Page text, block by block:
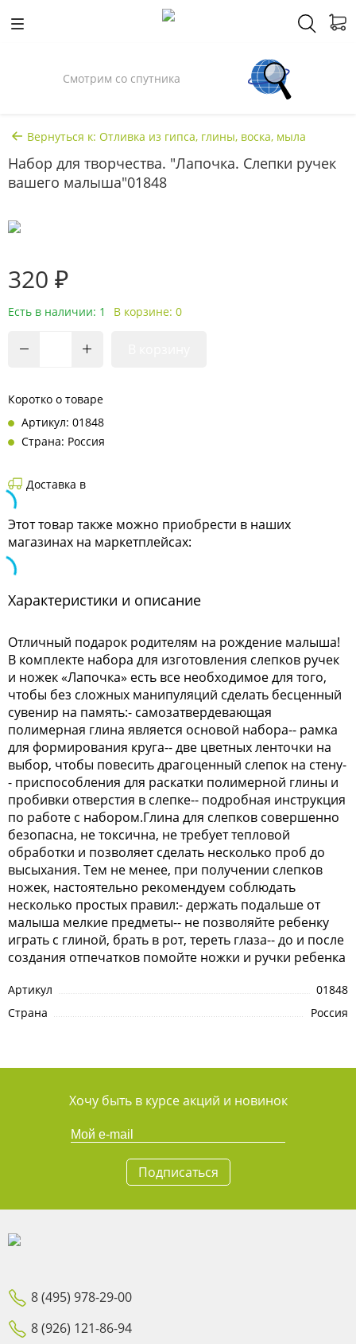
Смотрим со спутника
Вернуться к: Отливка из гипса, глины, воска, мыла
Набор для творчества. "Лапочка. Слепки ручек
вашего малыша"01848
320 ₽
Есть в наличии: 1 В корзине: 0
Коротко о товаре
Артикул: 01848
Страна: Россия
Доставка в
Этот товар также можно приобрести в наших
магазинах на маркетплейсах:
Характеристики и описание
Отличный подарок родителям на рождение малыша!
В комплекте набора для изготовления слепков ручек
и ножек «Лапочка» есть все необходимое для того,
чтобы без сложных манипуляций сделать бесценный
сувенир на память:- самозатвердевающая
полимерная глина является основой набора-- рамка
для формирования круга-- две цветных ленточки на
выбор, чтобы повесить драгоценный слепок на стену-
- приспособления для раскатки полимерной глины и
пробивки отверстия в слепке-- подробная инструкция
по работе с набором.Глина для слепков совершенно
безопасна, не токсична, не требует тепловой
обработки и позволяет сделать несколько проб до
высыхания. Тем не менее, при получении слепков
ножек, настоятельно рекомендуем соблюдать
несколько простых правил:- держать подальше от
малыша мелкие предметы-- не позволяйте ребенку
играть с глиной, брать в рот, тереть глаза-- до и после
создания отпечатков помойте ножки и ручки ребенка
Артикул
01848
Страна
Россия
Хочу быть в курсе акций и новинок
Подписаться
8 (495) 978-29-00
8 (926) 121-86-94